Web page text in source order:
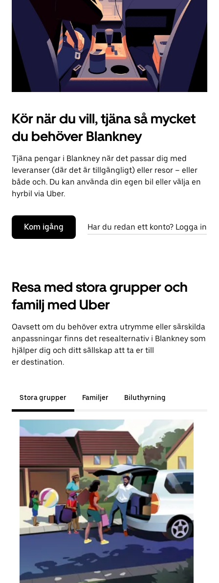
kalendern.
Kör när du vill, tjäna så mycket
du behöver Blankney
Tjäna pengar i Blankney när det passar dig med
leveranser (där det är tillgängligt) eller resor – eller
både och. Du kan använda din egen bil eller välja en
hyrbil via Uber.
Kom igång Har du redan ett konto? Logga in
Resa med stora grupper och
familj med Uber
Oavsett om du behöver extra utrymme eller särskilda
anpassningar finns det resealternativ i Blankney som
hjälper dig och ditt sällskap att ta er till
er destination.
Stora grupper Familjer Biluthyrning